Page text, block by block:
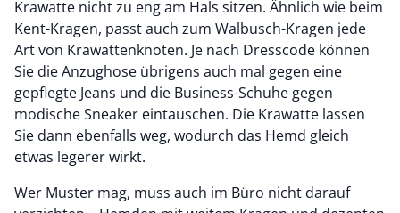
Krawatte nicht zu eng am Hals sitzen. Ähnlich wie beim
Kent-Kragen, passt auch zum Walbusch-Kragen jede
Art von Krawattenknoten. Je nach Dresscode können
Sie die Anzughose übrigens auch mal gegen eine
gepflegte Jeans und die Business-Schuhe gegen
modische Sneaker eintauschen. Die Krawatte lassen
Sie dann ebenfalls weg, wodurch das Hemd gleich
etwas legerer wirkt.
Wer Muster mag, muss auch im Büro nicht darauf